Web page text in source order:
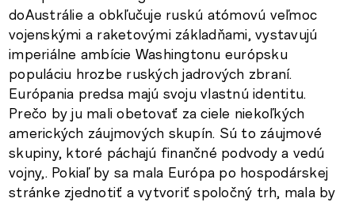
doAustrálie a obkľučuje ruskú atómovú veľmoc
vojenskými a raketovými základňami, vystavujú
imperiálne ambície Washingtonu európsku
populáciu hrozbe ruských jadrových zbraní.
Európania predsa majú svoju vlastnú identitu.
Prečo by ju mali obetovať za ciele niekoľkých
amerických záujmových skupín. Sú to záujmové
skupiny, ktoré páchajú finančné podvody a vedú
vojny,. Pokiaľ by sa mala Európa po hospodárskej
stránke zjednotiť a vytvoriť spoločný trh, mala by